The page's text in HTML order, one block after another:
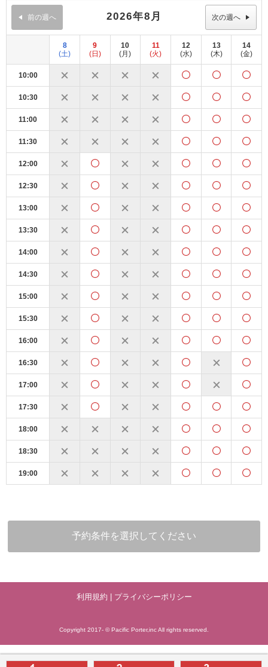
前の週へ 2026年8月 次の週へ
8
(土)
9
(日)
10
(月)
11
(火)
12
(水)
13
(木)
14
(金)
10:00
10:30
11:00
11:30
12:00
12:30
13:00
13:30
14:00
14:30
15:00
15:30
16:00
16:30
17:00
17:30
18:00
18:30
19:00
予約条件を選択してください
利用規約 プライバシーポリシー
Copyright 2017- © Pacific Porter,inc All rights reserved.